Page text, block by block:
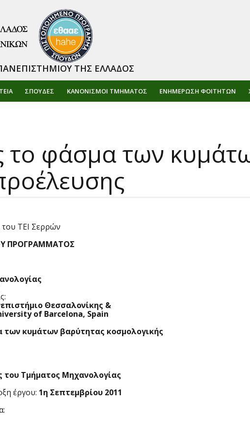
ΣΠΟΥΔΕΣ ΚΑΝΟΝΙΣΜΟΙ ΤΜΗΜΑΤΟΣ ΕΝΗΜΈΡΩΣΗ ΦΟΙΤΗΤΏΝ
ΤΗΣ ΕΛΛΑΔΟΣ
το φάσμα των
ΤΕΙ Σερρών
ΠΡΟΓΡΑΜΜΑΤΟΣ
Θεσσαλονίκης &
of Barcelona, Spain
κυμάτων βαρύτητας κοσμολογικής
του Τμήματος Μηχανολογίας
έργου: 1η Σεπτεμβρίου 2011